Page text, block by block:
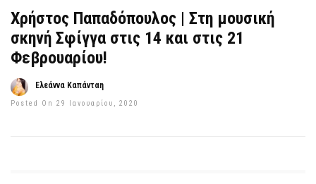
Χρήστος Παπαδόπουλος | Στη μουσική
σκηνή Σφίγγα στις 14 και στις 21
Φεβρουαρίου!
Ελεάννα Καπάνταη
Posted On 29 Ιανουαρίου, 2020